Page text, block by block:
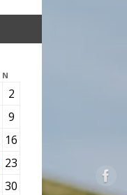
N
2
9
16
23
30